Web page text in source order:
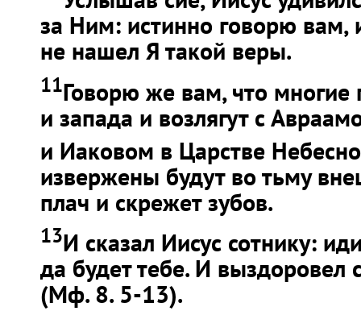
за Ним: истинно говорю вам,
не нашел Я такой веры.
11Говорю же вам, что многие
и запада и возлягут с
и Иаковом в Царстве
извержены будут во тьму
плач и скрежет зубов.
13И сказал Иисус сотнику:
да будет тебе. И выздоровел
(Мф. 8. 5-13).